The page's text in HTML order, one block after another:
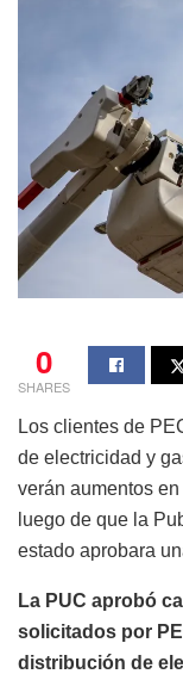
0
SHARES
Los clientes de
de electricidad y
verán aumentos
luego de que la
estado aprobara
La PUC aprobó
solicitados por
distribución de